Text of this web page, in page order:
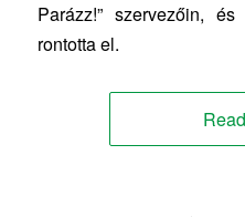
Parázz!” szervezőin,
rontotta el.